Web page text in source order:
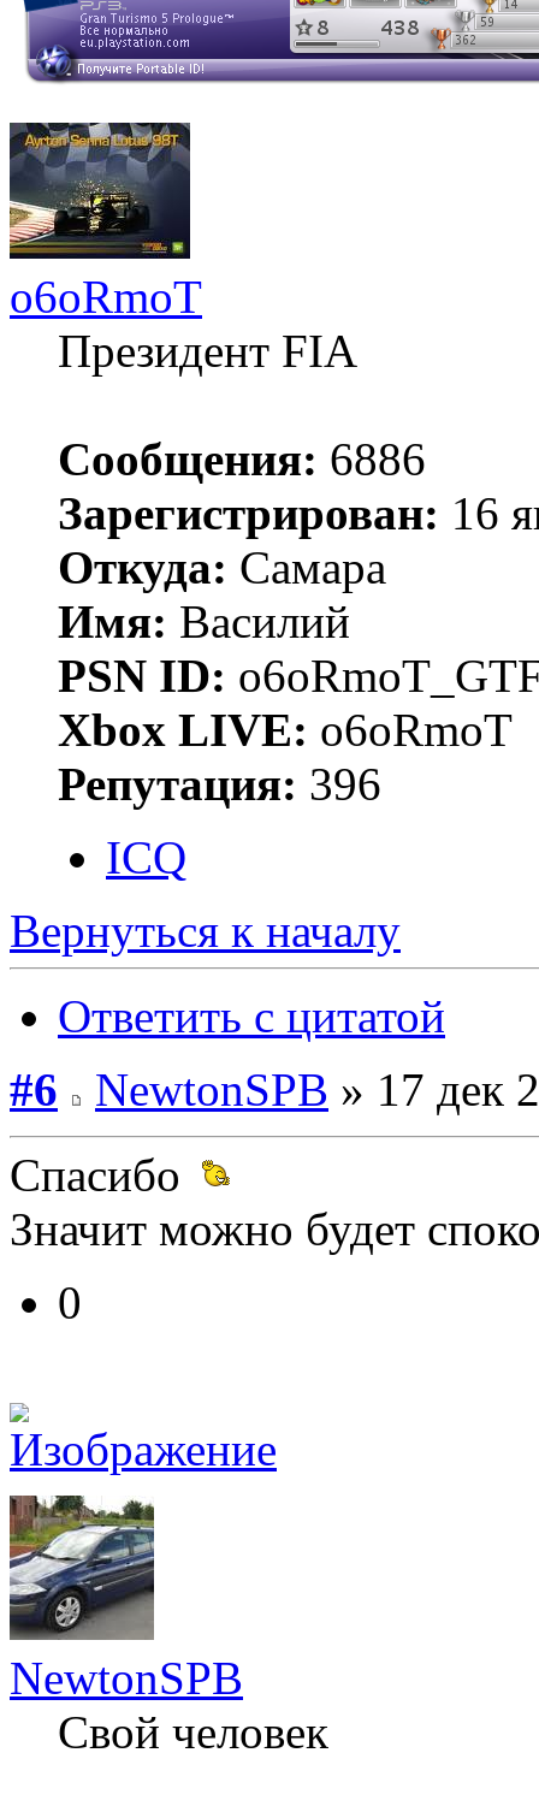
o6oRmoT
Президент FIA
Сообщения: 6886
Зарегистрирован: 16
Откуда: Самара
Имя: Василий
PSN ID:
Xbox LIVE: o6oRmoT
Репутация: 396
ICQ
Вернуться к началу
Ответить с цитатой
#6
NewtonSPB » 17 дек
Спасибо
Значит можно будет
0
NewtonSPB
Свой человек